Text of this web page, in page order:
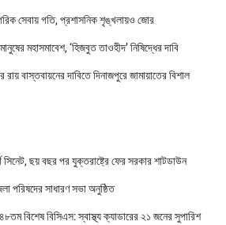
সেবায় গতি, প্রশাসনিক শৃঙ্খলায়ও জোর
মহাসমাবেশ, ‘হিজবুত তাওহীদ’ নিষিদ্ধের দাবি
বাস্তবায়নের দাবিতে দিনাজপুরে জামায়াতের বিশাল
সিনেট, ছয় বছর পর যুক্তরাষ্ট্রে ফের সরকার শাটডাউন
পরিষদের সাধারণ সভা অনুষ্ঠিত
৪৮তম বিশেষ বিসিএস: স্বাস্থ্য ক্যাডারের ২১ জনের সুপারিশ